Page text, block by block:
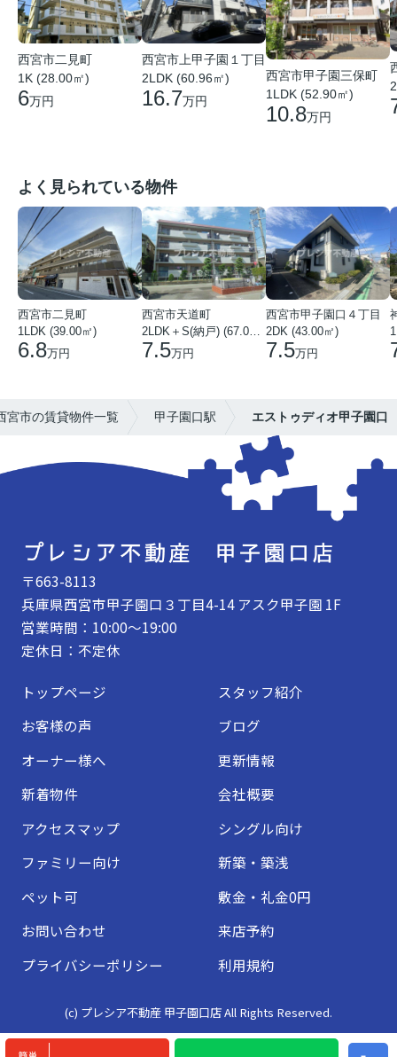
西宮市二見町
1K (28.00㎡)
6万円
西宮市上甲子園１丁目
2LDK (60.96㎡)
16.7万円
西宮市甲子園三保町
1LDK (52.90㎡)
10.8万円
よく見られている物件
西宮市二見町
1LDK (39.00㎡)
6.8万円
西宮市天道町
2LDK＋S(納戸) (67.00㎡)
7.5万円
西宮市甲子園口４丁目
2DK (43.00㎡)
7.5万円
宮市の賃貸物件一覧 甲子園口駅 エストゥディオ甲子園口
〒663-8113
兵庫県西宮市甲子園口３丁目4-14 アスク甲子園 1F
営業時間：10:00～19:00
定休日：不定休
トップページ
スタッフ紹介
お客様の声
ブログ
オーナー様へ
更新情報
新着物件
会社概要
アクセスマップ
シングル向け
ファミリー向け
新築・築浅
ペット可
敷金・礼金0円
お問い合わせ
来店予約
プライバシーポリシー
利用規約
(c) プレシア不動産 甲子園口店 All Rights Reserved.